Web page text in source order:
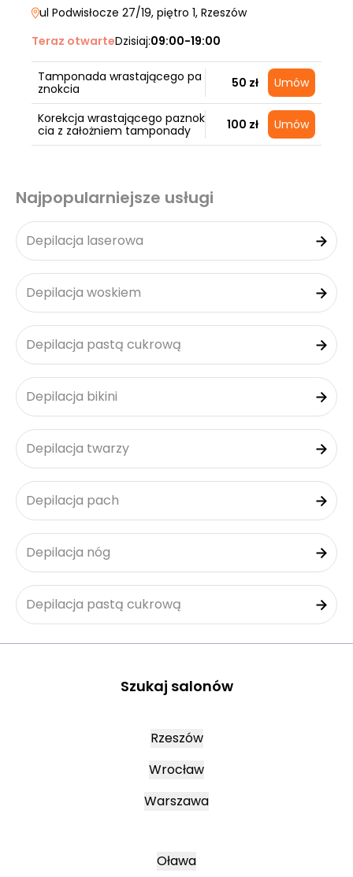
ul Podwisłocze 27/19, piętro 1, Rzeszów
Teraz otwarteDzisiaj:09:00-19:00
Tamponada wrastającego pa
znokcia
50 zł Umów
Korekcja wrastającego paznok
cia z założniem tamponady
100 zł Umów
Najpopularniejsze usługi
Depilacja laserowa
Depilacja woskiem
Depilacja pastą cukrową
Depilacja bikini
Depilacja twarzy
Depilacja pach
Depilacja nóg
Depilacja pastą cukrową
Szukaj salonów
Rzeszów
Wrocław
Warszawa
Oława